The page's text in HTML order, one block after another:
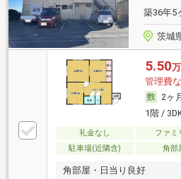
築36年5
茨城
5.50
管理費
2ヶ
1階 /
礼金なし ファミ
駐車場(近隣含)
角部
角部屋・日当り良好